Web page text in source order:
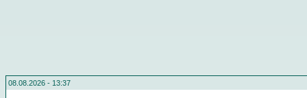
08.08.2026 - 13:37